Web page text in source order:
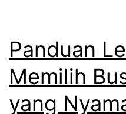
Panduan
Memilih
yang